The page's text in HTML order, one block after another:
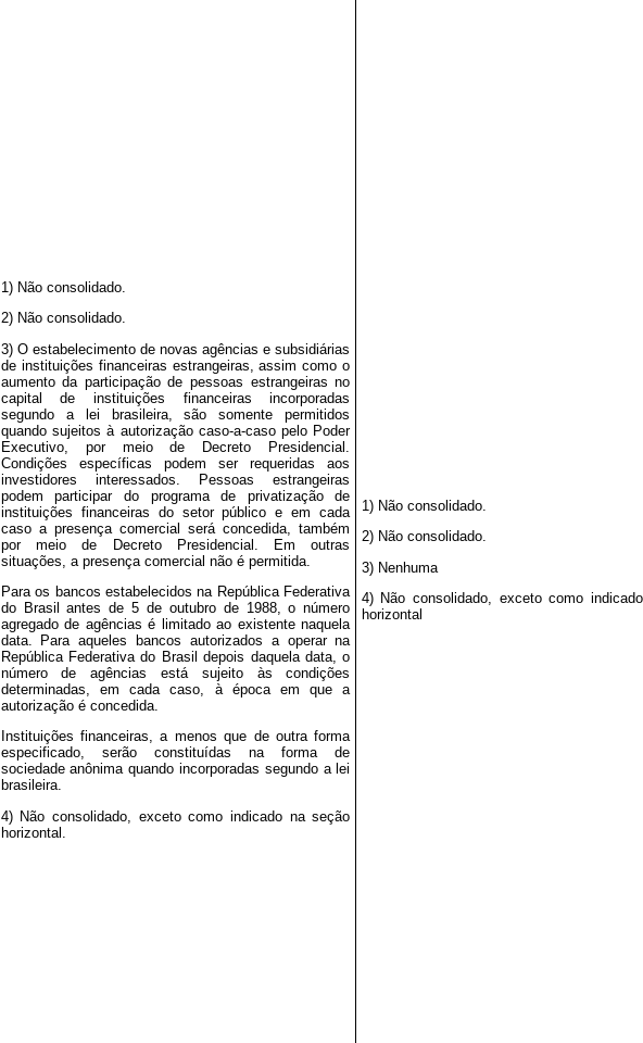
1) Não consolidado.
2) Não consolidado.
3) O estabelecimento de novas agências e subsidiárias
de instituições financeiras estrangeiras, assim como o
aumento da participação de pessoas estrangeiras no
capital de instituições financeiras incorporadas
segundo a lei brasileira, são somente permitidos
quando sujeitos à autorização caso-a-caso pelo Poder
Executivo, por meio de Decreto Presidencial.
Condições específicas podem ser requeridas aos
investidores interessados. Pessoas estrangeiras
podem participar do programa de privatização de
instituições financeiras do setor público e em cada
caso a presença comercial será concedida, também
por meio de Decreto Presidencial. Em outras
situações, a presença comercial não é permitida.
Para os bancos estabelecidos na República Federativa
do Brasil antes de 5 de outubro de 1988, o número
agregado de agências é limitado ao existente naquela
data. Para aqueles bancos autorizados a operar na
República Federativa do Brasil depois daquela data, o
número de agências está sujeito às condições
determinadas, em cada caso, à época em que a
autorização é concedida.
Instituições financeiras, a menos que de outra forma
especificado, serão constituídas na forma de
sociedade anônima quando incorporadas segundo a lei
brasileira.
4) Não consolidado, exceto como indicado na seção
horizontal.
1) Não consolidado.
2) Não consolidado.
3) Nenhuma
4) Não consolidado, exceto como
horizontal